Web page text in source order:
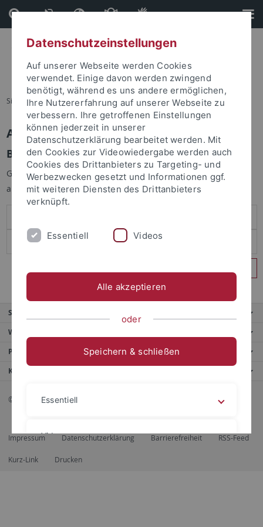
Direkt
zum
Inhalt
Direkt
zur
Fußleiste
Sie sind hier: Startseite
Anmelden
Benutzeranmeldung
Geben Sie Ihren Benutzernamen und Ihr Passwort an um sich
anzumelden:
Service
Weitere Angebote
Portale
Kontaktinfo
© 2026 Eberhard Karls Universität Tübingen, Tübingen
Impressum Datenschutzerklärung Barrierefreiheit RSS-Feed
Kurz-Link Drucken
Datenschutzeinstellungen
Auf unserer Webseite werden Cookies
verwendet. Einige davon werden zwingend
benötigt, während es uns andere ermöglichen,
Ihre Nutzererfahrung auf unserer Webseite zu
verbessern. Ihre getroffenen Einstellungen
können jederzeit in unserer
Datenschutzerklärung bearbeitet werden. Mit
den Cookies zur Videowiedergabe werden auch
Cookies des Drittanbieters zu Targeting- und
Werbezwecken gesetzt und Informationen ggf.
mit weiteren Diensten des Drittanbieters
verknüpft.
Essentiell Videos
Alle akzeptieren
oder
Speichern & schließen
Essentiell
Videos